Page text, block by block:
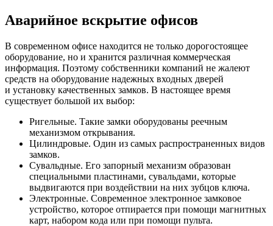
Аварийное вскрытие офисов
В современном офисе находится не только дорогостоящее
оборудование, но и хранится различная коммерческая
информация. Поэтому собственники компаний не жалеют
средств на оборудование надежных входных дверей
и установку качественных замков. В настоящее время
существует большой их выбор:
Ригельные. Такие замки оборудованы реечным
механизмом открывания.
Цилиндровые. Один из самых распространенных видов
замков.
Сувальдные. Его запорный механизм образован
специальными пластинами, сувальдами, которые
выдвигаются при воздействии на них зубцов ключа.
Электронные. Современное электронное замковое
устройство, которое отпирается при помощи магнитных
карт, набором кода или при помощи пульта.